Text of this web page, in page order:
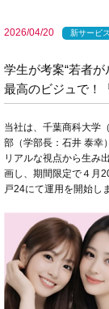
2026/04/20 新サービス
学生が考案“若者
最高のビジュで！
当社は、千葉商科大学
部（学部長：石井 泰幸
リアルな視点から生み
画し、期間限定で４月
戸24にて運用を開始し